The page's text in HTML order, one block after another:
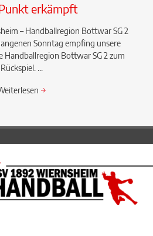
erkämpft
– Handballregion Bottwar SG 2
Sonntag empfing unsere
Handballregion Bottwar SG 2 zum
Rückspiel. ...
→